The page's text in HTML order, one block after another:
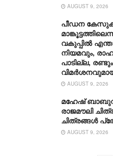
AUGUST 9, 2026
പീഡന
വകുപ്പിൽ
നിയമവും,
പാടില്ല,
AUGUST 9, 2026
മഹേഷ്
രാജമൗലി
ചിത്രങ്ങൾ
AUGUST 9, 2026